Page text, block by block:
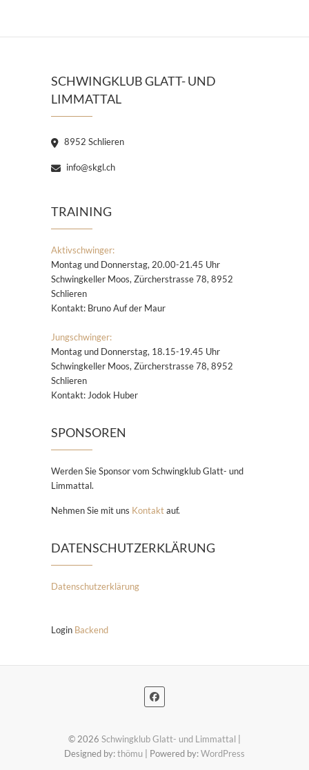
SCHWINGKLUB GLATT- UND
LIMMATTAL
8952 Schlieren
info@skgl.ch
TRAINING
Aktivschwinger:
Montag und Donnerstag, 20.00-21.45 Uhr
Schwingkeller Moos, Zürcherstrasse 78, 8952
Schlieren
Kontakt: Bruno Auf der Maur
Jungschwinger:
Montag und Donnerstag, 18.15-19.45 Uhr
Schwingkeller Moos, Zürcherstrasse 78, 8952
Schlieren
Kontakt: Jodok Huber
SPONSOREN
Werden Sie Sponsor vom Schwingklub Glatt- und
Limmattal.
Nehmen Sie mit uns Kontaktauf.
DATENSCHUTZERKLÄRUNG
Datenschutzerklärung
Login Backend
© 2026 Schwingklub Glatt- und Limmattal
Designed by:thömu | Powered by:WordPress